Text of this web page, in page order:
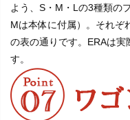
よう、S・M・Lの3種類の
Mは本体に付属）。それぞ
の表の通りです。ERAは実
す。